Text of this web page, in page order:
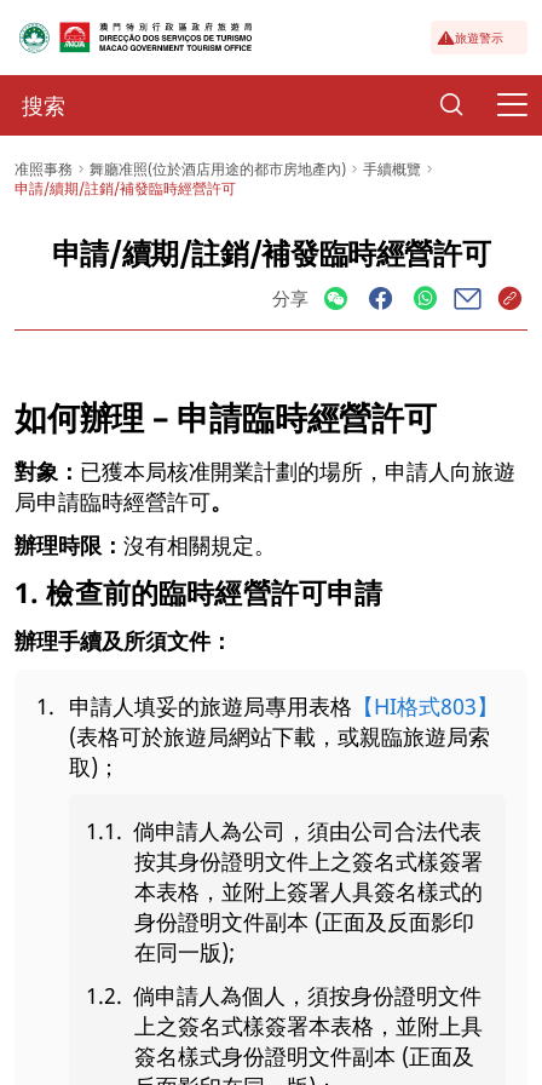
旅遊警示
准照事務 舞廳准照(位於酒店用途的都市房地產內)
手續概覽
申請/續期/註銷/補發臨時經營許可
申請/續期/註銷/補發臨時經營許可
分享
如何辦理 – 申請臨時經營許可
對象： 已獲本局核准開業計劃的場所，申請人向旅遊
局申請臨時經營許可。
辦理時限： 沒有相關規定。
1. 檢查前的臨時經營許可申請
辦理手續及所須文件：
申請人填妥的旅遊局專用表格 【HI格式803】
(表格可於旅遊局網站下載，或親臨旅遊局索
取)；
倘申請人為公司，須由公司合法代表
按其身份證明文件上之簽名式樣簽署
本表格，並附上簽署人具簽名樣式的
身份證明文件副本 (正面及反面影印
在同一版);
倘申請人為個人，須按身份證明文件
上之簽名式樣簽署本表格，並附上具
簽名樣式身份證明文件副本 (正面及